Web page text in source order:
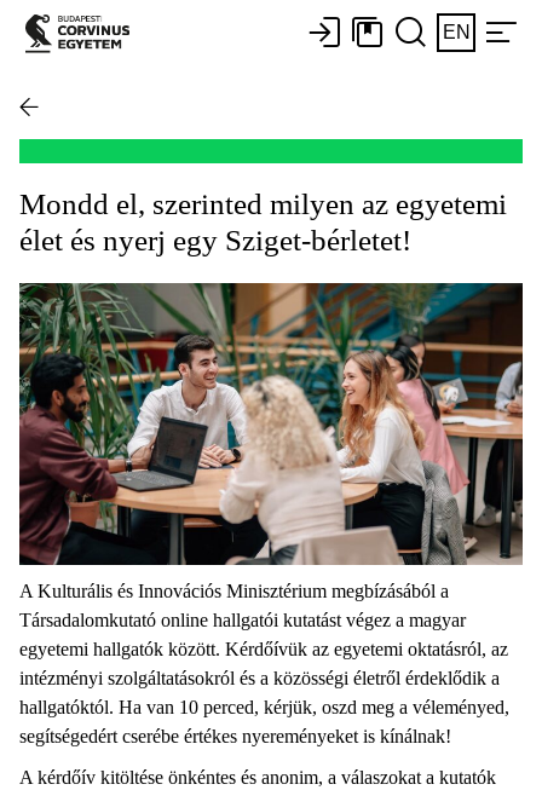
EN
Mondd el, szerinted milyen az egyetemi
élet és nyerj egy Sziget-bérletet!
A Kulturális és Innovációs Minisztérium megbízásából a
Társadalomkutató online hallgatói kutatást végez a magyar
egyetemi hallgatók között. Kérdőívük az egyetemi oktatásról, az
intézményi szolgáltatásokról és a közösségi életről érdeklődik a
hallgatóktól. Ha van 10 perced, kérjük, oszd meg a véleményed,
segítségedért cserébe értékes nyereményeket is kínálnak!
A kérdőív kitöltése önkéntes és anonim, a válaszokat a kutatók